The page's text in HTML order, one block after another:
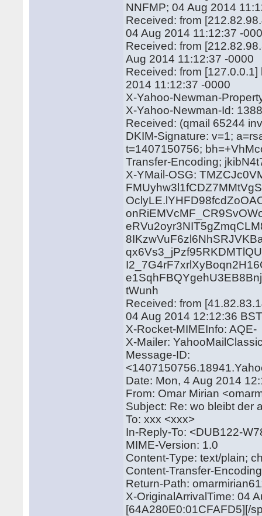
NNFMP; 04 Aug 2014
Received: from
04 Aug 2014 11:12:37 -
Received: from
Aug 2014 11:12:37 -0000
Received: from
2014 11:12:37 -0000
X-Yahoo-Newman-
X-Yahoo-Newman-Id:
Received: (qmail 65244
DKIM-Signature: v=1;
t=1407150756;
Transfer-Encoding;
X-YMail-OSG:
tWunh
Received: from
04 Aug 2014 12:12:36
X-Rocket-MIMEInfo: AQE-
X-Mailer:
Message-ID:
Date: Mon, 4 Aug 2014
From: Omar Mirian
Subject: Re: wo bleibt der
To: xxx <xxx>
In-Reply-To: <DUB122-
MIME-Version: 1.0
Content-Type: text/plain;
Content-Transfer-
Return-Path:
X-OriginalArrivalTime: 04
[64A280E0:01CFAFD5][/